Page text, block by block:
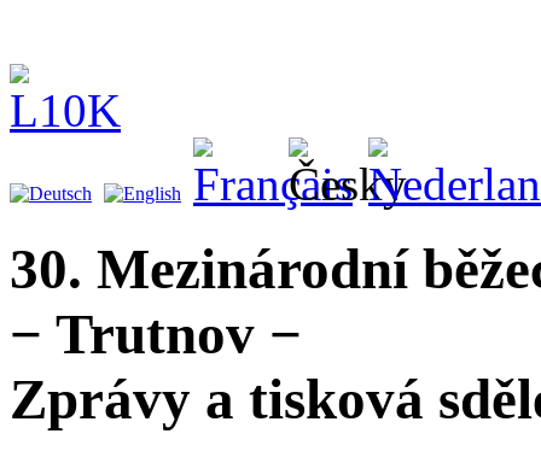
30. Mezinárodní
− Trutnov −
Zprávy a tisková